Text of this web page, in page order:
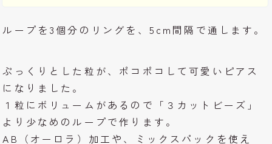
ループを3個分のリングを、5cm間隔で通します。
ぷっくりとした粒が、ポコポコして可愛いピアス
になりました。
１粒にボリュームがあるので「３カットビーズ」
より少なめのループで作ります。
AB（オーロラ）加工や、ミックスパックを使え